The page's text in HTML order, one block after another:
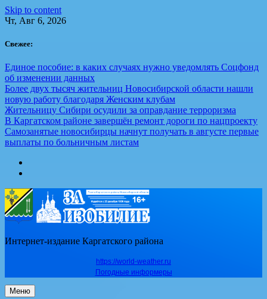
Skip to content
Чт, Авг 6, 2026
Свежее:
Единое пособие: в каких случаях нужно уведомлять Соцфонд
об изменении данных
Более двух тысяч жительниц Новосибирской области нашли
новую работу благодаря Женским клубам
Жительницу Сибири осудили за оправдание терроризма
В Каргатском районе завершён ремонт дороги по нацпроекту
Самозанятые новосибирцы начнут получать в августе первые
выплаты по больничным листам
Интернет-издание Каргатского района
https://world-weather.ru
Погодные информеры
Меню